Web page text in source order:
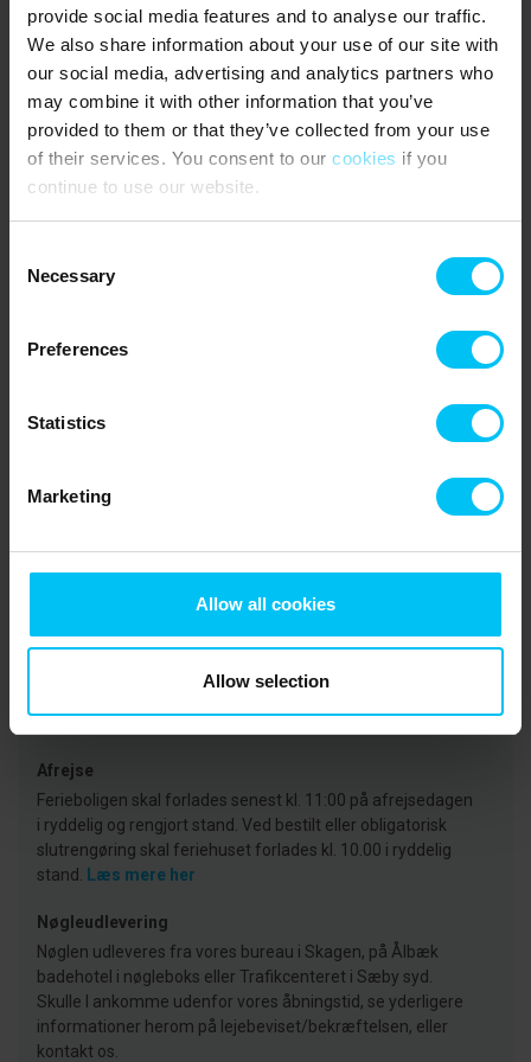
provide social media features and to analyse our traffic.
We also share information about your use of our site with
our social media, advertising and analytics partners who
may combine it with other information that you’ve
provided to them or that they’ve collected from your use
of their services. You consent to our cookies if you
continue to use our website.
Selection
Necessary
Preferences
Statistics
Marketing
Allow all cookies
Allow selection
Obligatorisk slutrengøring.
4 soveværelser:
2 soveværelser indrettet med dobbeltseng (á 180 x 200 cm.)
1 soveværelse med 2 enkeltsenge (á 90 x 200 cm.)
1 soveværelse med køjeseng (90 x 200 cm. pr. seng) samt 1
NÆRMESTE INDKØB:
Frederikshavnsvej Station (trinbræt) 2 km.
Lejeinformation
Ankomst
På ankomstdagen kan indflytning ske tidligst fra kl. 15:00.
Afrejse
Ferieboligen skal forlades senest kl. 11:00 på afrejsedagen
i ryddelig og rengjort stand. Ved bestilt eller obligatorisk
slutrengøring skal feriehuset forlades kl. 10.00 i ryddelig
stand.
Læs mere her
Nøgleudlevering
Nøglen udleveres fra vores bureau i Skagen, på Ålbæk
badehotel i nøgleboks eller Trafikcenteret i Sæby syd.
Skulle I ankomme udenfor vores åbningstid, se yderligere
informationer herom på lejebeviset/bekræftelsen, eller
kontakt os.